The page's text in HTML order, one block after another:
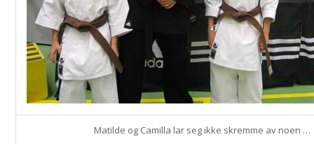
Matilde og Camilla lar seg ikke skremme av noen …